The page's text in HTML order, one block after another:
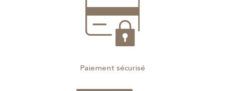
Paiement sécurisé